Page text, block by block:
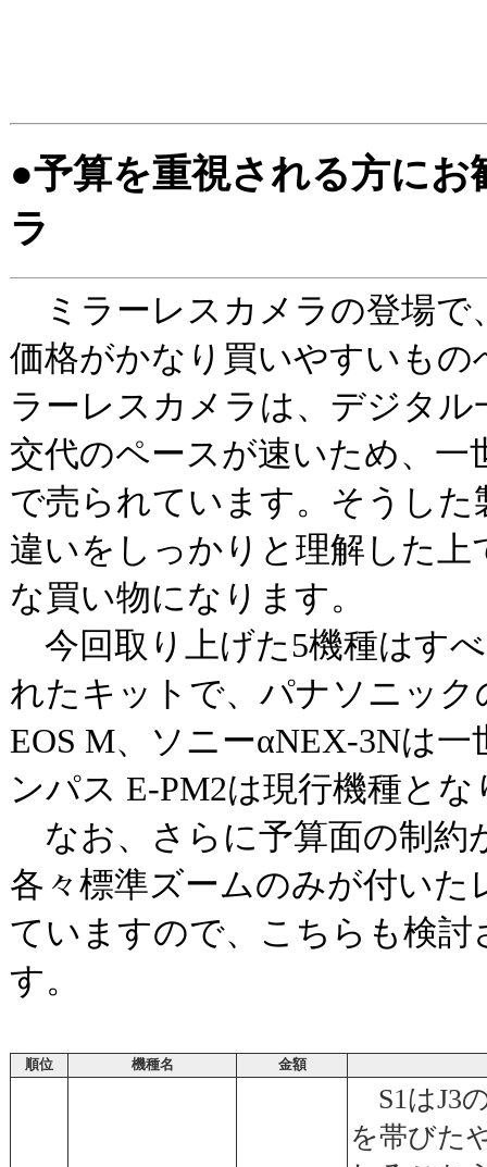
●予算を重視される方に
ラ
ミラーレスカメラの登場で
価格がかなり買いやすいも
ラーレスカメラは、デジタ
交代のペースが速いため、一
で売られています。そうし
違いをしっかりと理解した
な買い物になります。
今回取り上げた5機種はす
れたキットで、パナソニック
EOS M、ソニーαNEX-3Nは
ンパス E-PM2は現行機種と
なお、さらに予算面の制約
各々標準ズームのみが付い
ていますので、こちらも検
す。
順位 機種名 金額
S1はJ3
を帯びた